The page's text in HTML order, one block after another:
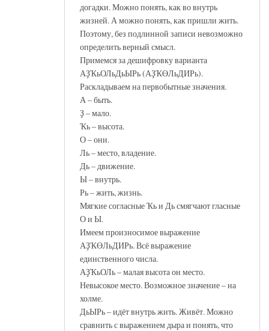
догадки. Можно понять, как во внутрь
жизней. А можно понять, как пришли жить.
Поэтому, без подлинной записи невозможно
определить верный смысл.
Примемся за дешифровку варианта
АҘҠьОЛьДьЫРь (АҘҠӨЛьДИРь).
Раскладываем на первобытные значения.
А – быть.
Ҙ – мало.
Ҡь – высота.
О – они.
Ль – место, владение.
Дь – движение.
Ы – внутрь.
Рь – жить, жизнь.
Мягкие согласные Ҡь и Дь смягчают гласные
О и Ы.
Имеем произносимое выражение
АҘҠӨЛьДИРь. Всё выражение
единственного числа.
АҘҠьОЛь – малая высота он место.
Невысокое место. Возможное значение – на
холме.
ДьЫРь – идёт внутрь жить. Живёт. Можно
сравнить с выражением дыра и понять, что